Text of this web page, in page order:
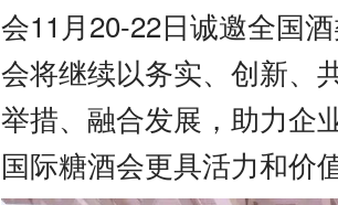
会11月20-22日诚邀全国
会将继续以务实、创新、
举措、融合发展，助力企
国际糖酒会更具活力和价值